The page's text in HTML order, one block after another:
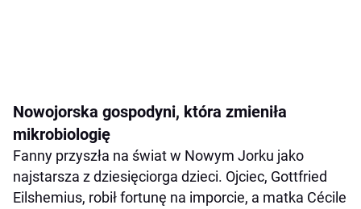
Nowojorska gospodyni, która zmieniła
mikrobiologię
Fanny przyszła na świat w Nowym Jorku jako
najstarsza z dziesięciorga dzieci. Ojciec, Gottfried
Eilshemius, robił fortunę na imporcie, a matka Cécile